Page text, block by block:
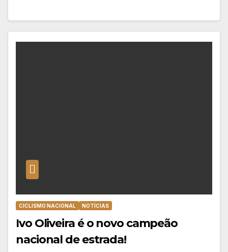
CICLISMO NACIONAL NOTÍCIAS
Ivo Oliveira é o novo campeão
nacional de estrada!